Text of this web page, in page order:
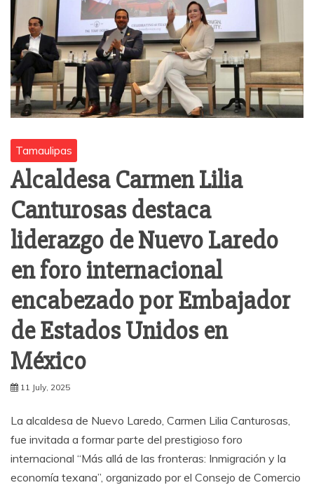
Tamaulipas
Alcaldesa Carmen Lilia
Canturosas destaca
liderazgo de Nuevo Laredo
en foro internacional
encabezado por Embajador
de Estados Unidos en
México
11 July, 2025
La alcaldesa de Nuevo Laredo, Carmen Lilia Canturosas,
fue invitada a formar parte del prestigioso foro
internacional “Más allá de las fronteras: Inmigración y la
economía texana”, organizado por el Consejo de Comercio